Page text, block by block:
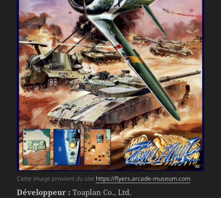
Cette image provient du site https://flyers.arcade-museum.com
Développeur : Toaplan Co., Ltd.